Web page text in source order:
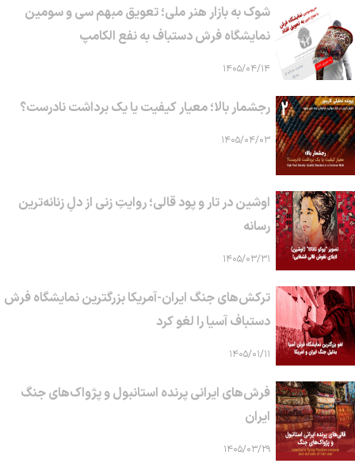
شوک به بازار هنر ملی؛ تعویق مبهم سی و سومین
نمایشگاه فرش دستباف به نفع الکامپ
۱۴۰۵/۰۴/۱۴
رجشمار بالا؛ معیار کیفیت یا یک برداشت نادرست؟
۱۴۰۵/۰۴/۰۳
اوشین در تار و پود قالی؛ روایتِ زنی از دلِ زنانه‌ترین
رسانه
۱۴۰۵/۰۳/۳۱
ترکش‌های جنگ ایران-آمریکا بزرگترین نمایشگاه فرش
دستباف آسیا را لغو کرد
۱۴۰۵/۰۱/۱۱
فرش‌های ایرانی پرنده استانبول و پژواک‌های جنگ
ایران
۱۴۰۵/۰۳/۲۹